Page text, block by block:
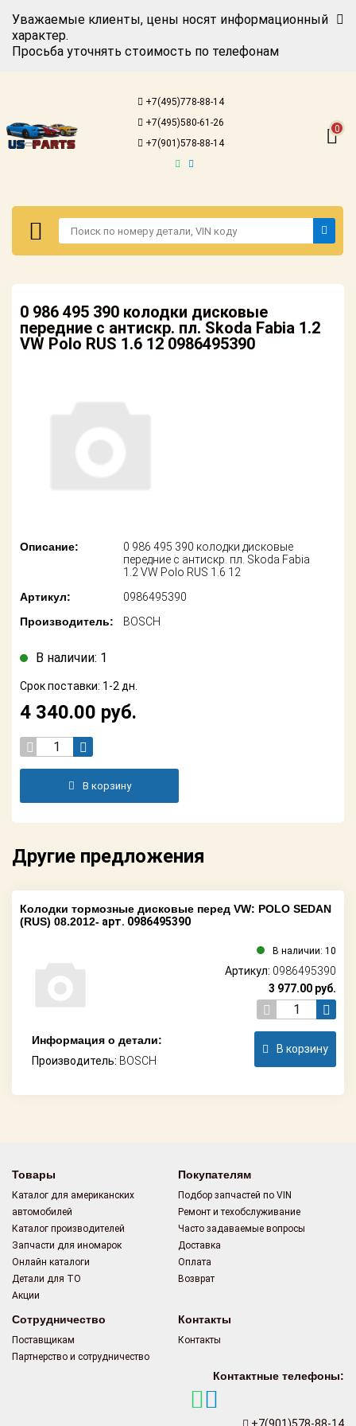
Уважаемые клиенты, цены носят информационный
характер.
Просьба уточнять стоимость по телефонам
+7(495)778-88-14
+7(495)580-61-26
+7(901)578-88-14
0
Авторизация
американских
автомобилей
запросу
Ремонт и
техобслуживание
Доставка
Новости
заказ
Контакты
Регистрация
Каталог для
Возврат
Поставщикам
Партнерство и
сотрудничество
Акции
заказ
Контакты
0 986 495 390 колодки дисковые
передние с антискр. пл. Skoda Fabia 1.2
VW Polo RUS 1.6 12 0986495390
Описание:
0 986 495 390 колодки дисковые
передние с антискр. пл. Skoda Fabia
1.2 VW Polo RUS 1.6 12
Артикул:
0986495390
Производитель:
BOSCH
В наличии: 1
Срок поставки: 1-2 дн.
4 340.00 руб.
В корзину
Другие предложения
Колодки тормозные дисковые перед VW: POLO SEDAN
(RUS) 08.2012- арт. 0986495390
Информация о детали:
Производитель: BOSCH
В наличии: 10
Артикул: 0986495390
3 977.00 руб.
В корзину
Товары
Каталог для американских
автомобилей
Каталог производителей
Запчасти для иномарок
Онлайн каталоги
Детали для ТО
Акции
Покупателям
Подбор запчастей по VIN
Ремонт и техобслуживание
Часто задаваемые вопросы
Доставка
Оплата
Возврат
Сотрудничество
Поставщикам
Партнерство и сотрудничество
Контакты
Контакты
Контактные телефоны: